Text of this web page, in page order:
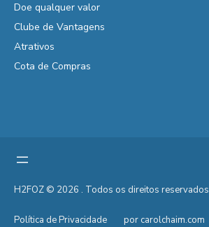
Doe qualquer valor
Clube de Vantagens
Atrativos
Cota de Compras
H2FOZ © 2026 . Todos os direitos reservados
Política de Privacidade por carolchaim.com